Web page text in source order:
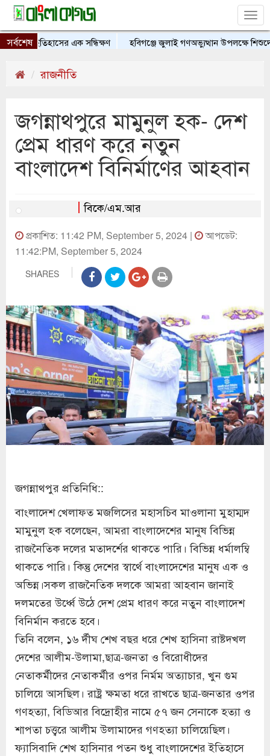
সর্বশেষ
ইতিহাসের এক সন্ধিক্ষণ হবিগঞ্জে জুলাই গণঅভ্যুত্থান উপলক্ষে শিশুদের
রাজনীতি
জগন্নাথপুরে মামুনুল হক- দেশ
প্রেম ধারণ করে নতুন
বাংলাদেশ বিনির্মাণের আহবান
বিকে/এম.আর
প্রকাশিত: 11:42 PM, September 5, 2024 |
আপডেট:
11:42:PM, September 5, 2024
SHARES
জগন্নাথপুর প্রতিনিধি::
বাংলাদেশ খেলাফত মজলিসের মহাসচিব মাওলানা মুহাম্মদ
মামুনুল হক বলেছেন, আমরা বাংলাদেশের মানুষ বিভিন্ন
রাজনৈতিক দলের মতাদর্শের থাকতে পারি। বিভিন্ন ধর্মালম্বি
থাকতে পারি। কিন্তু দেশের স্বার্থে বাংলাদেশের মানুষ এক ও
অভিন্ন।সকল রাজনৈতিক দলকে আমরা আহবান জানাই
দলমতের উর্ধ্বে উঠে দেশ প্রেম ধারণ করে নতুন বাংলাদেশ
বিনির্মান করতে হবে।
তিনি বলেন, ১৬ র্দীঘ শেখ বছর ধরে শেখ হাসিনা রাষ্টদখল
দেশের আলীম-উলামা,ছাত্র-জনতা ও বিরোধীদের
নেতাকর্মীদের নেতাকর্মীর ওপর নির্মম অত্যাচার, খুন গুম
চালিয়ে আসছিল। রাষ্ট্র ক্ষমতা ধরে রাখতে ছাত্র-জনতার ওপর
গণহত্যা, বিডিআর বিদ্রোহীর নামে ৫৭ জন সেনাকে হত্যা ও
শাপতা চত্ত্বরে আলীম উলামাদের গণহত্যা চালিয়েছিল।
ফ্যাসিবাদি শেখ হাসিনার পতন শুধু বাংলাদেশের ইতিহাসে